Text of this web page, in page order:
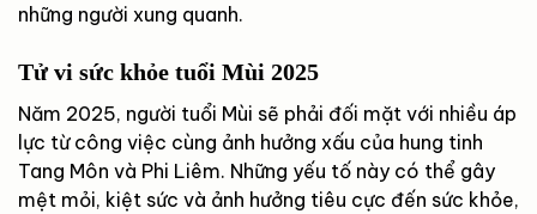
những người xung quanh.
Tử vi sức khỏe tuổi Mùi 2025
Năm 2025, người tuổi Mùi sẽ phải đối mặt với nhiều áp
lực từ công việc cùng ảnh hưởng xấu của hung tinh
Tang Môn và Phi Liêm. Những yếu tố này có thể gây
mệt mỏi, kiệt sức và ảnh hưởng tiêu cực đến sức khỏe,